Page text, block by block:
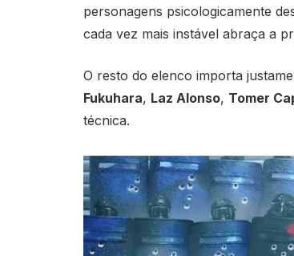
personagens psicologicamente
cada vez mais instável abraça a
O resto do elenco importa
Fukuhara, Laz Alonso, Tomer
técnica.